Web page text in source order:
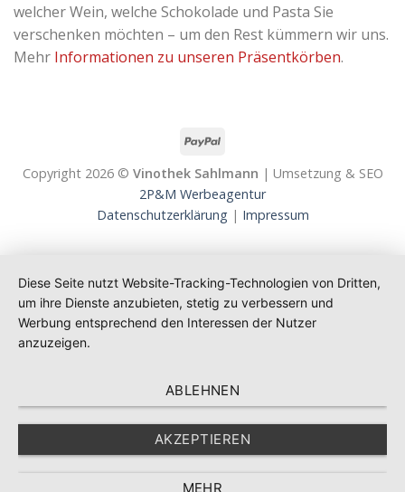
welcher Wein, welche Schokolade und Pasta Sie
verschenken möchten – um den Rest kümmern wir uns.
Mehr Informationen zu unseren Präsentkörben.
Copyright 2026 © Vinothek Sahlmann | Umsetzung & SEO
2P&M Werbeagentur
Datenschutzerklärung | Impressum
Diese Seite nutzt Website-Tracking-Technologien von Dritten,
um ihre Dienste anzubieten, stetig zu verbessern und
Werbung entsprechend den Interessen der Nutzer
anzuzeigen.
ABLEHNEN
AKZEPTIEREN
MEHR